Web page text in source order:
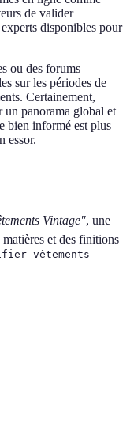
de valider
disponibles pour
ou des forums
sur les périodes de
Certainement,
un panorama global et
bien informé est plus
essor.
Vintage", une
et des finitions
vêtements